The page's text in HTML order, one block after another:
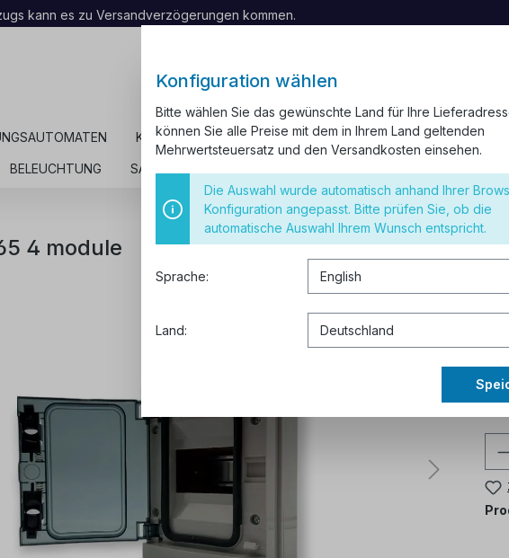
kann es zu Versandverzögerungen kommen.
KABELKANAL INSTALLATIONSMATERIAL SCHALTER
BELEUCHTUNG SALE RESTPOSTEN
4 module
1
Konfiguration wählen
Bitte wählen Sie das gewünschte Land für Ihre
können Sie alle Preise mit dem in Ihrem Land geltenden
Mehrwertsteuersatz und den Versandkosten einsehen.
Die Auswahl wurde automatisch anhand Ihrer
Konfiguration angepasst. Bitte prüfen Sie, ob die
automatische Auswahl Ihrem Wunsch entspricht.
Sprache:
Land: